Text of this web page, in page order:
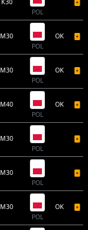
POL
M30
POL
OK
M30
POL
OK
M40
POL
OK
M30
POL
M30
POL
M30
POL
OK